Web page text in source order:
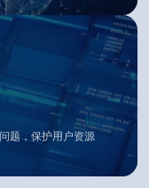
题，保护用户资源